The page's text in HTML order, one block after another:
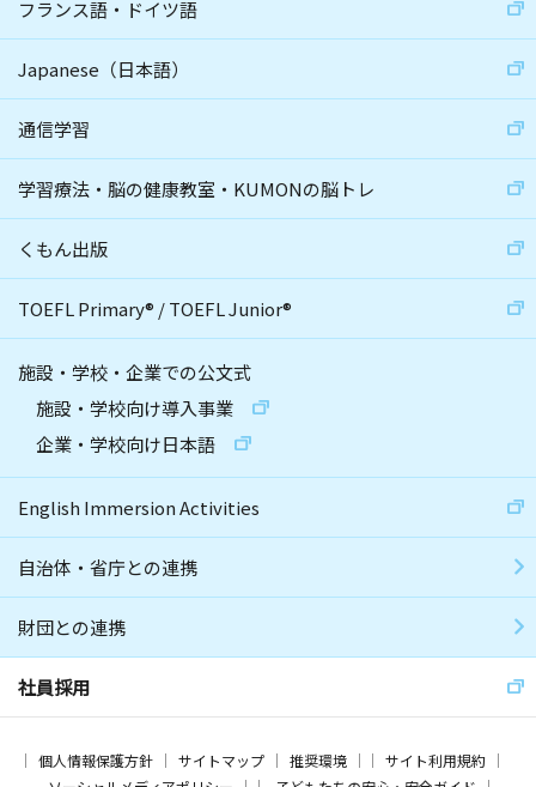
フランス語・ドイツ語
Japanese（日本語）
通信学習
学習療法・脳の健康教室・KUMONの脳トレ
くもん出版
TOEFL Primary® /TOEFL Junior®
施設・学校・企業での公文式
施設・学校向け導入事業
企業・学校向け日本語
English Immersion Activities
自治体・省庁との連携
財団との連携
社員採用
個人情報保護方針 サイトマップ 推奨環境
サイト利用規約